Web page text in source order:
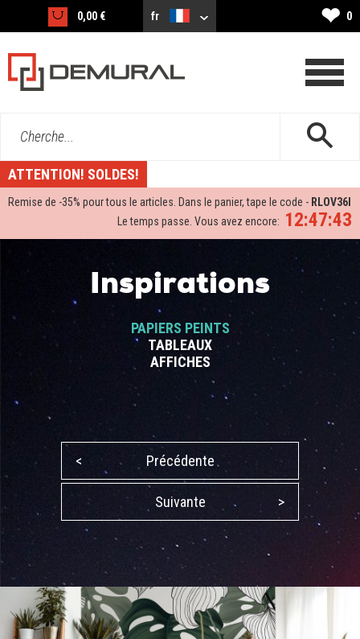
0,00 € fr ❤ 0
Cherche...
ATTENTION! SOLDES!
Remise de -35% pour tous le articles. Dans le panier, tape le code - RLOV36I
12:47:42
Le temps passe. Vous avez encore:
Inspirations
PAPIERS PEINTS
TABLEAUX
AFFICHES
< Précédente
Suivante >